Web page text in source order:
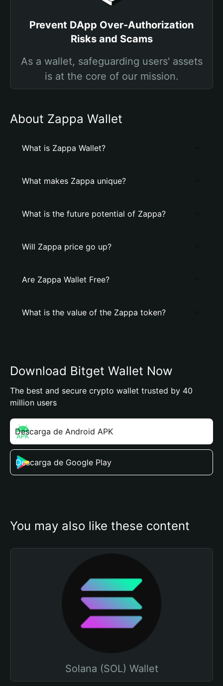
Prevent DApp Over-Authorization
Risks and Scams
As a wallet, safeguarding users' assets
is at the core of our mission.
About Zappa Wallet
What is Zappa Wallet?
What makes Zappa unique?
What is the future potential of Zappa?
Will Zappa price go up?
Are Zappa Wallet Free?
What is the value of the Zappa token?
Download Bitget Wallet Now
The best and secure crypto wallet trusted by 40
million users
Descarga de Android APK
Descarga de Google Play
You may also like these content
Solana (SOL) Wallet